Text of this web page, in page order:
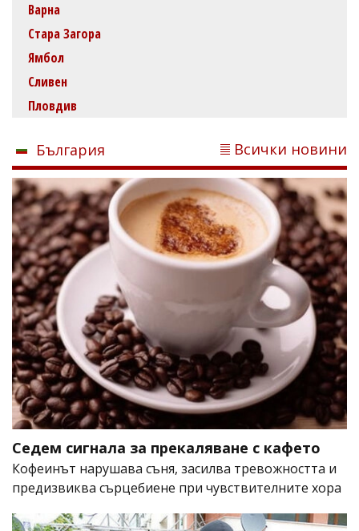
Варна
Стара Загора
Ямбол
Сливен
Пловдив
България Всички новини
Седем сигнала за прекаляване с кафето
Кофеинът нарушава съня, засилва тревожността и
предизвиква сърцебиене при чувствителните хора